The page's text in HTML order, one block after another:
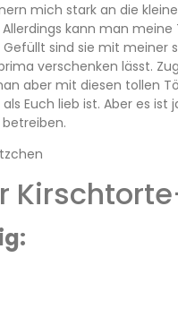
mich stark an die
kann man
sind sie mit meiner
verschenken lässt.
aber mit diesen tollen
Euch lieb ist. Aber es